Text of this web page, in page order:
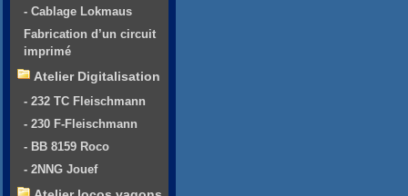
- Cablage Lokmaus
Fabrication d’un circuit
imprimé
Atelier Digitalisation
- 232 TC Fleischmann
- 230 F-Fleischmann
- BB 8159 Roco
- 2NNG Jouef